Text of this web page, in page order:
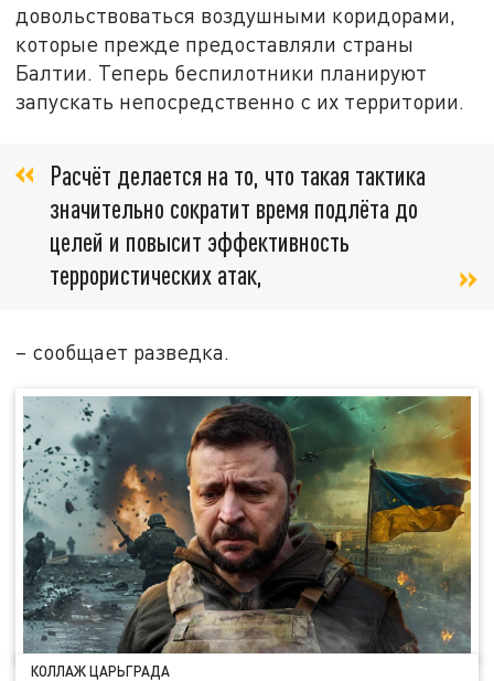
довольствоваться воздушными коридорами,
которые прежде предоставляли страны
Балтии. Теперь беспилотники планируют
запускать непосредственно с их территории.
Расчёт делается на то, что такая тактика
значительно сократит время подлёта до
целей и повысит эффективность
террористических атак,
– сообщает разведка.
КОЛЛАЖ ЦАРЬГРАДА